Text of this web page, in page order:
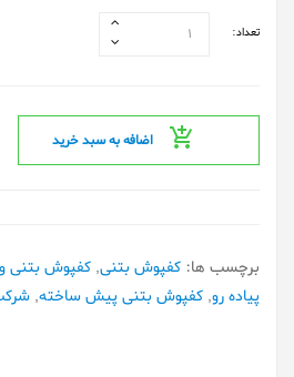
تعداد:
اضافه به سبد خرید
برچسب ها: کفپوش بتنی, کفپوش بتنی
پیاده رو, کفپوش بتنی پیش ساخته,